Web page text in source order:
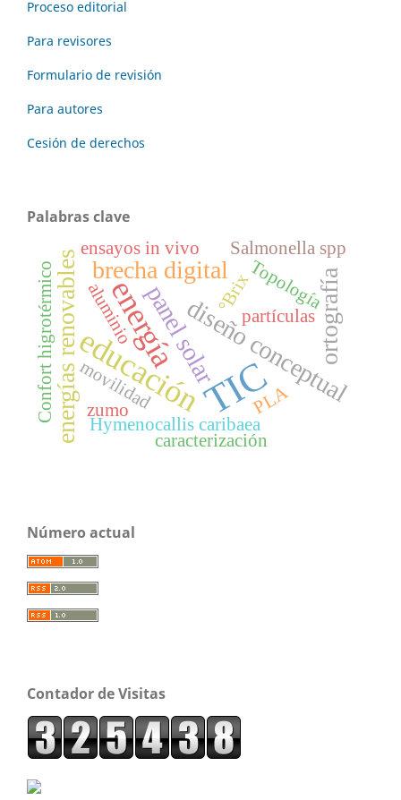
Proceso editorial
Para revisores
Formulario de revisión
Para autores
Cesión de derechos
Palabras clave
TIC
energía
educación
panel solardiseño conceptual
ortografía
energías renovables brecha digital
partículas
ensayos in vivo
Hymenocallis caribaea
caracterización
Salmonella spp
movilidad PLA
Topología
aluminio
Confort higrotérmico zumo
°Brix
Número actual
Contador de Visitas